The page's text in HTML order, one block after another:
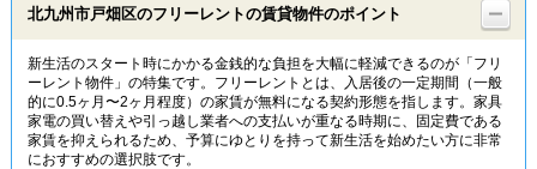
TOP
北九州市戸畑区のフリーレントの賃貸物件のポイント
新生活のスタート時にかかる金銭的な負担を大幅に軽減できるのが「フリ
ーレント物件」の特集です。フリーレントとは、入居後の一定期間（一般
的に0.5ヶ月〜2ヶ月程度）の家賃が無料になる契約形態を指します。家具
家電の買い替えや引っ越し業者への支払いが重なる時期に、固定費である
家賃を抑えられるため、予算にゆとりを持って新生活を始めたい方に非常
におすすめの選択肢です。